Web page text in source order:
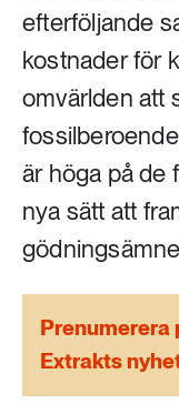
262 ARTIKLAR
Skog
360 ARTIKLAR
Social
Transport
efterföljande
kostnader för
omvärlden att
är höga på de
nya sätt att
Prenumerera
Extrakts